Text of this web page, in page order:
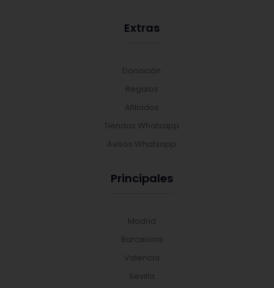
Extras
Donación
Regalos
Afiliados
Tiendas Whatsapp
Avisos Whatsapp
Principales
Madrid
Barcelona
Valencia
Sevilla